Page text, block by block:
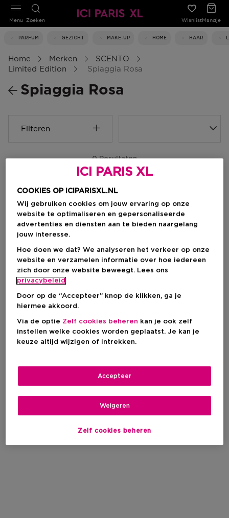
Zoeken WishlistMandje
PARFUM GEZICHT MAKE-UP HOME HAAR
Menu
Home Merken
SCENTO
Limited Edition
Spiaggia Rosa
Spiaggia Rosa
Filteren
0 Resultaten
ICI PARIS XL
COOKIES OP ICIPARISXL.NL
Wij gebruiken cookies om jouw ervaring op onze
website te optimaliseren en gepersonaliseerde
advertenties en diensten aan te bieden naargelang
jouw interesse.
Hoe doen we dat? We analyseren het verkeer op onze
website en verzamelen informatie over hoe iedereen
zich door onze website beweegt. Lees ons
privacybeleid
Door op de “Accepteer” knop de klikken, ga je
hiermee akkoord.
Via de optie Zelf cookies beheren kan je ook zelf
instellen welke cookies worden geplaatst. Je kan je
keuze altijd wijzigen of intrekken.
Zelf cookies beheren
Weigeren
Accepteer